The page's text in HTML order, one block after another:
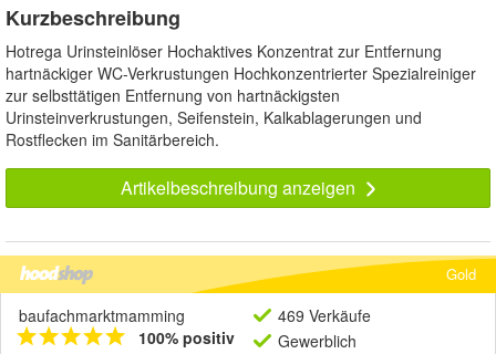
Kurzbeschreibung
Hotrega Urinsteinlöser Hochaktives Konzentrat zur Entfernung
hartnäckiger WC-Verkrustungen Hochkonzentrierter Spezialreiniger
zur selbsttätigen Entfernung von hartnäckigsten
Urinsteinverkrustungen, Seifenstein, Kalkablagerungen und
Rostflecken im Sanitärbereich.
Artikelbeschreibung anzeigen
Gold
baufachmarktmamming
100% positiv
469 Verkäufe
Gewerblich